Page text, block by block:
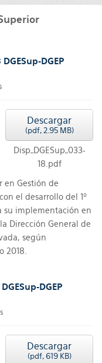
DGEP
Descargar
(pdf, 2.95 MB)
Disp_DGESup_033-
18.pdf
en Gestión de
el desarrollo del 1º
su implementación en
Dirección General de
según
2018.
DGEP
Descargar
(pdf, 619 KB)